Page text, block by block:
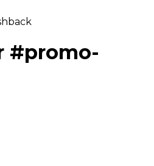
#promo-